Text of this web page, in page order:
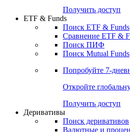
Попробуйте7-
Откройте
Получить доступ
ETF & Funds
Сравнение ETF &
Поиск Mutual Funds
Попробуйте7-
Откройте